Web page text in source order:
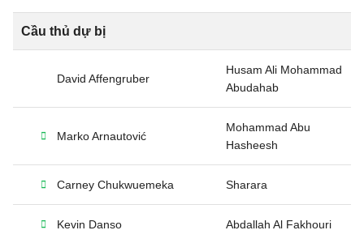
Cầu thủ dự bị
David Affengruber
Husam Ali Mohammad
Abudahab
Marko Arnautović
Mohammad Abu
Hasheesh
Carney Chukwuemeka Sharara
Kevin Danso Abdallah Al Fakhouri